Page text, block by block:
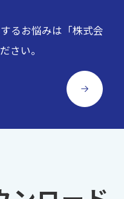
るお悩みは「株式会
さい。